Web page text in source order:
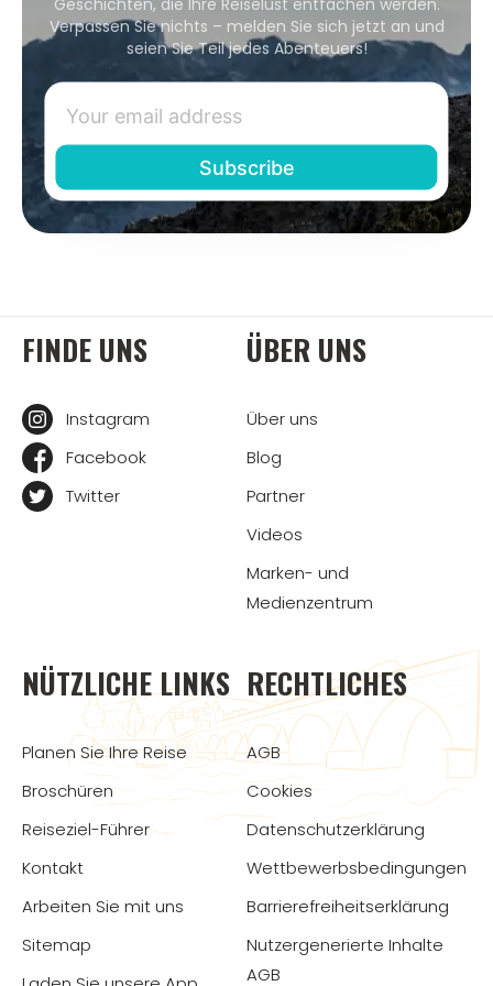
Verpassen Sie nichts – melden Sie sich jetzt an und
seien Sie Teil jedes Abenteuers!
FINDE UNS
Instagram
Facebook
Twitter
ÜBER UNS
Über uns
Blog
Partner
Videos
Marken- und
Medienzentrum
NÜTZLICHE LINKS
Planen Sie Ihre Reise
Broschüren
Reiseziel-Führer
Kontakt
Arbeiten Sie mit uns
Sitemap
RECHTLICHES
AGB
Cookies
Datenschutzerklärung
Wettbewerbsbedingungen
Barrierefreiheitserklärung
Nutzergenerierte Inhalte
AGB